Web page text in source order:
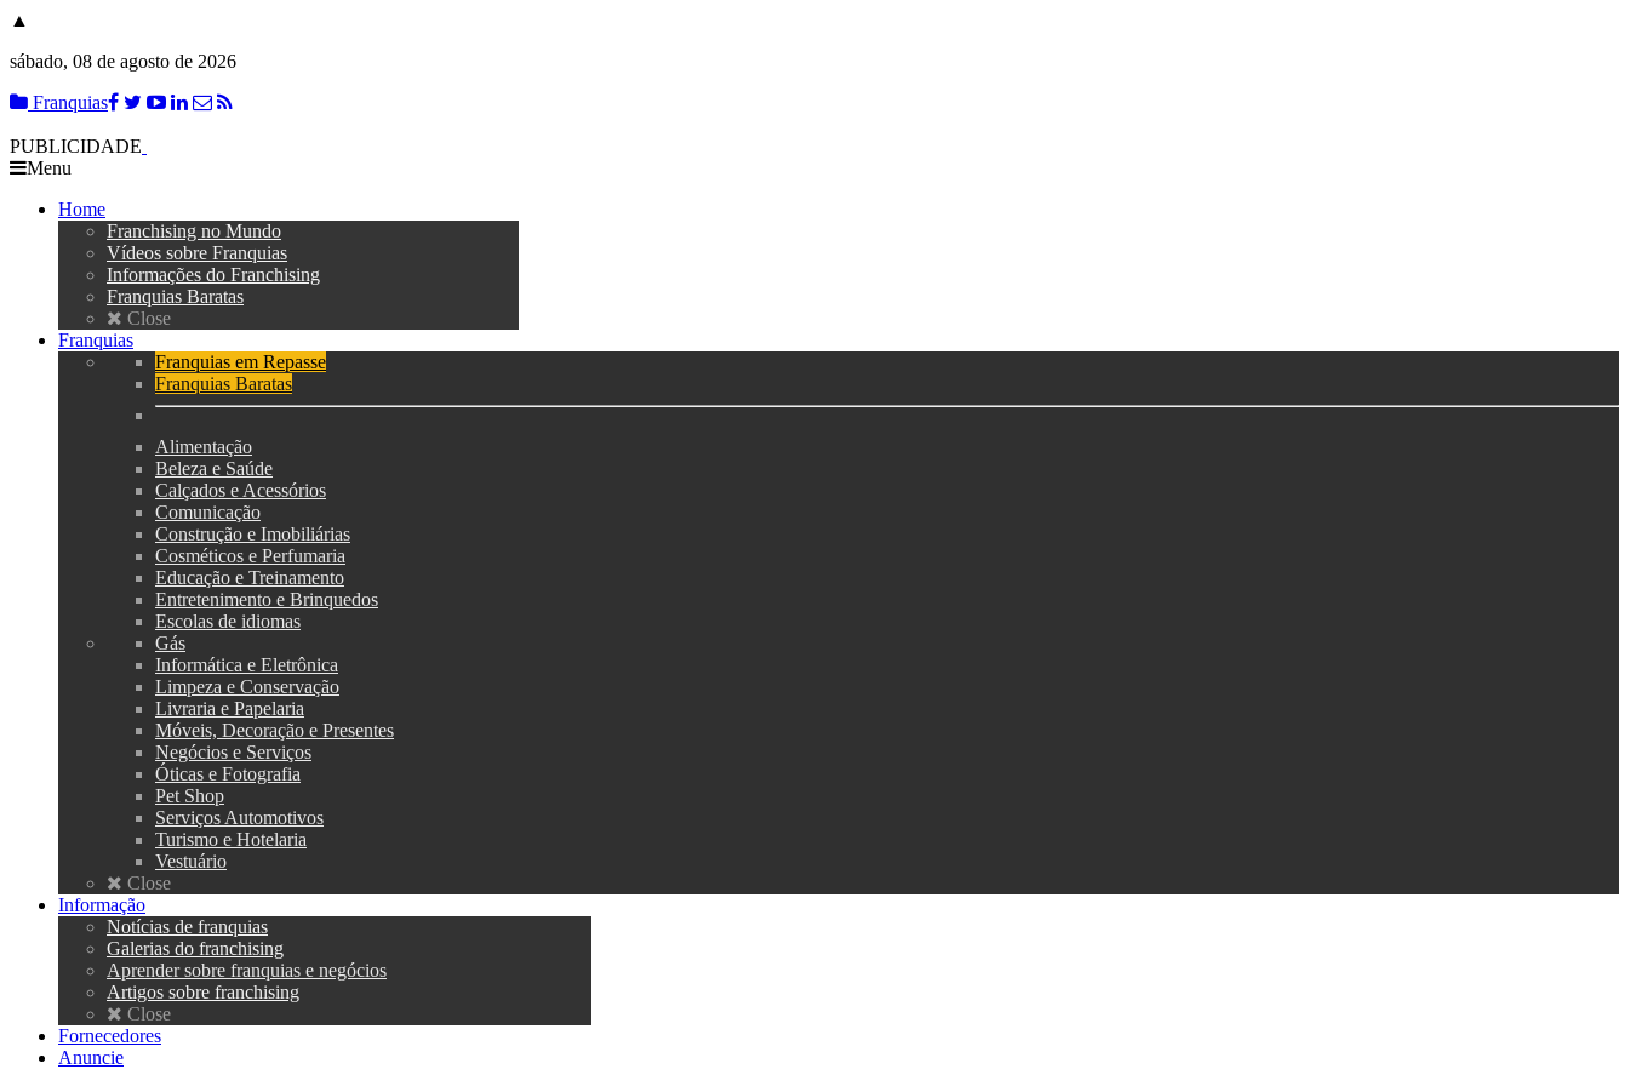
▲
sábado, 08 de agosto de 2026
Franquias
PUBLICIDADE
Menu
Home
Franchising no Mundo
Vídeos sobre Franquias
Informações do Franchising
Franquias Baratas
Close
Franquias
Franquias em Repasse
Franquias Baratas
Alimentação
Beleza e Saúde
Calçados e Acessórios
Comunicação
Construção e Imobiliárias
Cosméticos e Perfumaria
Educação e Treinamento
Entretenimento e Brinquedos
Escolas de idiomas
Gás
Informática e Eletrônica
Limpeza e Conservação
Livraria e Papelaria
Móveis, Decoração e Presentes
Negócios e Serviços
Óticas e Fotografia
Pet Shop
Serviços Automotivos
Turismo e Hotelaria
Vestuário
Close
Informação
Notícias de franquias
Galerias do franchising
Aprender sobre franquias e negócios
Artigos sobre franchising
Close
Fornecedores
Anuncie